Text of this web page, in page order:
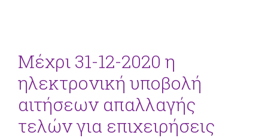
Μέχρι 31-12-2020 η
ηλεκτρονική υποβολή
αιτήσεων απαλλαγής
τελών για επιχειρήσεις